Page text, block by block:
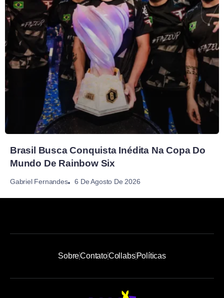
Brasil Busca Conquista Inédita Na Copa Do
Mundo De Rainbow Six
Gabriel Fernandes 6 De Agosto De 2026
SobreContatoCollabsPolíticas